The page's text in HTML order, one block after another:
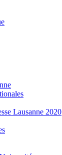
Lausanne 2020